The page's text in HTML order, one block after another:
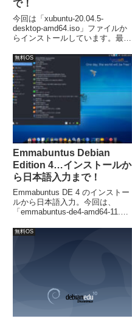
で！
今回は「xubuntu-20.04.5-
desktop-amd64.iso」ファイルか
らインストールしています。最小
は AMD 64bit プロセッサ、メモ
リ：1GB 以上、必要ディスク容
量：8.6GB 以上。
無料OS
Emmabuntus Debian
Edition 4…インストールか
ら日本語入力まで！
Emmabuntus DE 4 のインストー
ルから日本語入力。今回は、
「emmabuntus-de4-amd64-11.0-
ールしています。インストールは
無料OS